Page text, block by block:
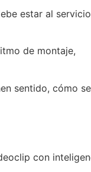
estar al
de montaje,
sentido, cómo se
con